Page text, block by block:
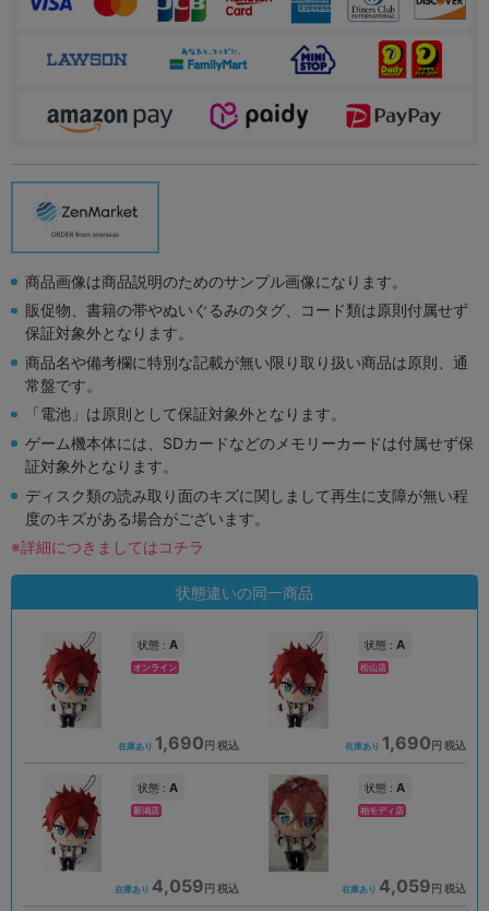
商品画像は商品説明のためのサンプル画像になります。
販促物、書籍の帯やぬいぐるみのタグ、コード類は原則付属せず
保証対象外となります。
商品名や備考欄に特別な記載が無い限り取り扱い商品は原則、通
常盤です。
「電池」は原則として保証対象外となります。
ゲーム機本体には、SDカードなどのメモリーカードは付属せず保
証対象外となります。
ディスク類の読み取り面のキズに関しまして再生に支障が無い程
度のキズがある場合がございます。
※詳細につきましてはコチラ
状態違いの同一商品
状態 : A
オンライン
在庫あり 1,690 円 税込
状態 : A
松山店
在庫あり 1,690 円 税込
状態 : A
新潟店
在庫あり 4,059 円 税込
状態 : A
柏モディ店
在庫あり 4,059 円 税込